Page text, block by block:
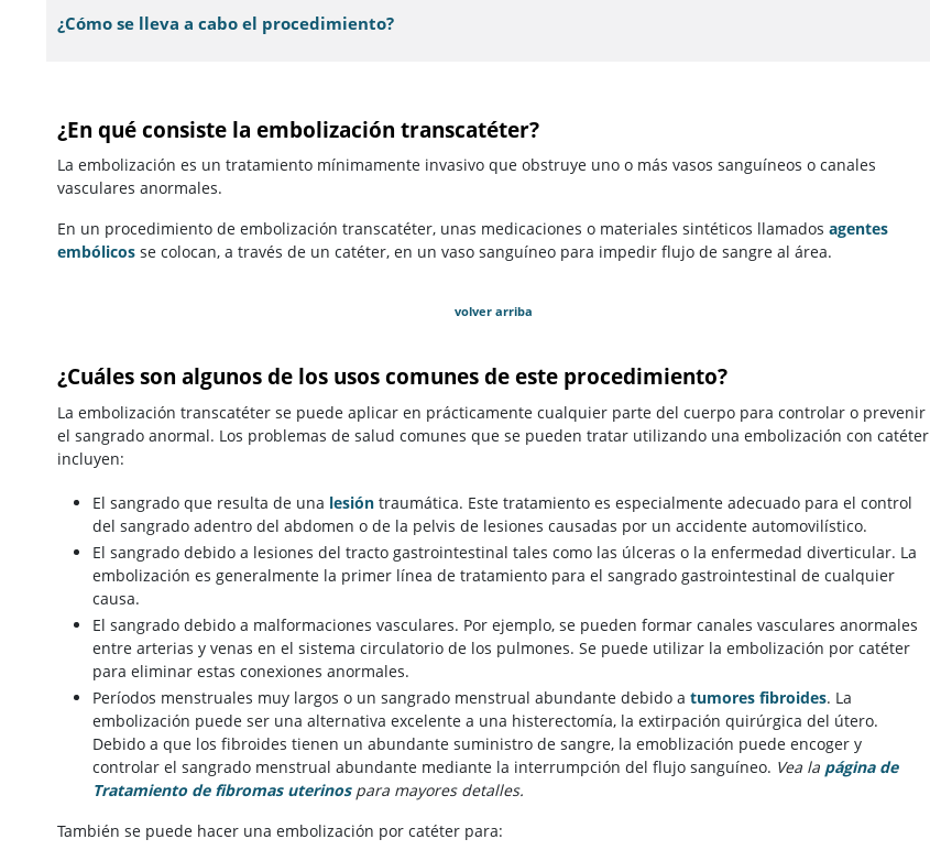
¿Cómo se lleva a cabo el procedimiento?
¿En qué consiste la embolización transcatéter?
La embolización es un tratamiento mínimamente invasivo que obstruye uno o más vasos sanguíneos o canales
vasculares anormales.
En un procedimiento de embolización transcatéter, unas medicaciones o materiales sintéticos llamados agentes
embólicos se colocan, a través de un catéter, en un vaso sanguíneo para impedir flujo de sangre al área.
volver arriba
¿Cuáles son algunos de los usos comunes de este procedimiento?
La embolización transcatéter se puede aplicar en prácticamente cualquier parte del cuerpo para controlar o prevenir
el sangrado anormal. Los problemas de salud comunes que se pueden tratar utilizando una embolización con catéter
incluyen:
El sangrado que resulta de una lesión traumática. Este tratamiento es especialmente adecuado para el control
del sangrado adentro del abdomen o de la pelvis de lesiones causadas por un accidente automovilístico.
El sangrado debido a lesiones del tracto gastrointestinal tales como las úlceras o la enfermedad diverticular. La
embolización es generalmente la primer línea de tratamiento para el sangrado gastrointestinal de cualquier
causa.
El sangrado debido a malformaciones vasculares. Por ejemplo, se pueden formar canales vasculares anormales
entre arterias y venas en el sistema circulatorio de los pulmones. Se puede utilizar la embolización por catéter
para eliminar estas conexiones anormales.
Períodos menstruales muy largos o un sangrado menstrual abundante debido a tumores fibroides. La
embolización puede ser una alternativa excelente a una histerectomía, la extirpación quirúrgica del útero.
Debido a que los fibroides tienen un abundante suministro de sangre, la emoblización puede encoger y
controlar el sangrado menstrual abundante mediante la interrumpción del flujo sanguíneo. Vea la página de
Tratamiento de fibromas uterinospara mayores detalles.
También se puede hacer una embolización por catéter para: